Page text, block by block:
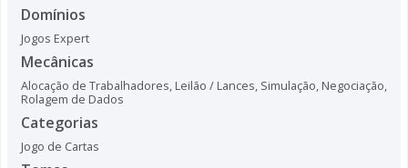
Domínios
Jogos Expert
Mecânicas
Alocação de Trabalhadores, Leilão / Lances, Simulação, Negociação,
Rolagem de Dados
Categorias
Jogo de Cartas